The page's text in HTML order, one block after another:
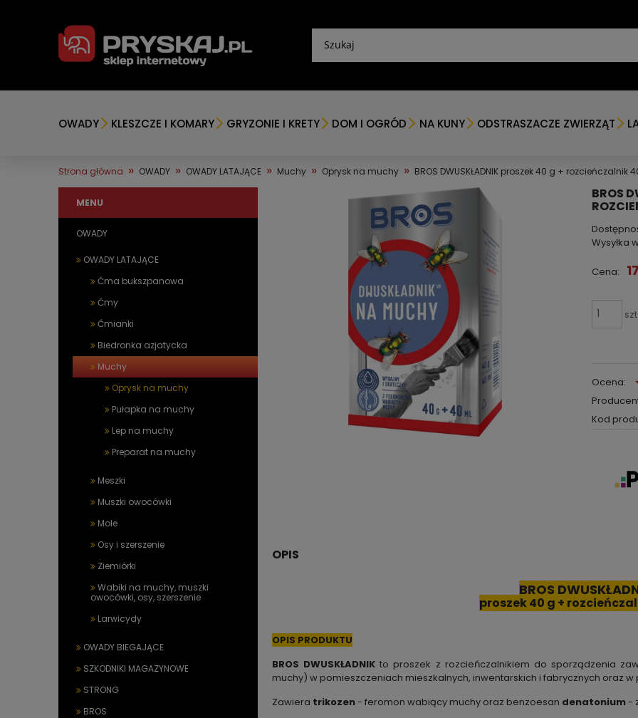
OWADY KLESZCZE I KOMARY GRYZONIE I KRETY DOM I OGRÓD NA KUNY ODSTRASZACZE ZWIERZĄT
Strona główna » OWADY » OWADY LATAJĄCE » Muchy » Oprysk na muchy » BROS DWUSKŁADNIK proszek 40 g + rozcieńczalnik
MENU
OWADY
OWADY LATAJĄCE
Ćma bukszpanowa
Ćmy
Ćmianki
Biedronka azjatycka
Muchy
Oprysk na muchy
Pułapka na muchy
Lep na muchy
Preparat na muchy
Meszki
Muszki owocówki
Mole
Osy i szerszenie
Ziemiórki
Wabiki na muchy, muszki
owocówki, osy, szerszenie
Larwicydy
OWADY BIEGAJĄCE
SZKODNIKI MAGAZYNOWE
STRONG
BROS
BROS
Wysyłka
Cena:
szt
Ocena:
Kod
OPIS
BROS
proszek 40 g +
OPIS PRODUKTU
BROS DWUSKŁADNIK to proszek z rozcieńczalnikiem do sporządzenia
muchy) w pomieszczeniach mieszkalnych, inwentarskich i fabrycznych oraz
Zawiera trikozen- feromon wabiący muchy oraz benzoesan denatonium-